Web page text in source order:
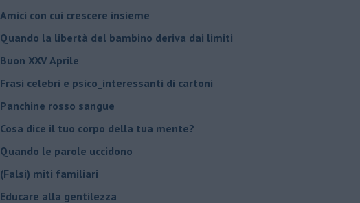
​Amici con cui crescere insieme
​Quando la libertà del bambino deriva dai limiti
Buon XXV Aprile
​Frasi celebri e psico_interessanti di cartoni
​Panchine rosso sangue
​Cosa dice il tuo corpo della tua mente?
​Quando le parole uccidono
​(Falsi) miti familiari
​Educare alla gentilezza